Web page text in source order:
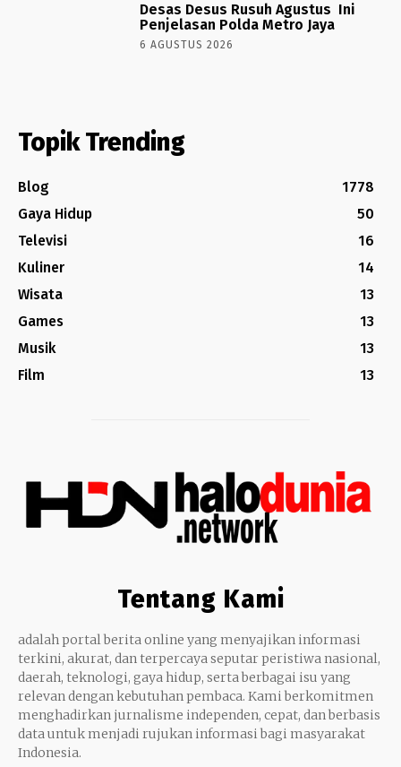
Desas Desus Rusuh Agustus Ini
Penjelasan Polda Metro Jaya
6 AGUSTUS 2026
Topik Trending
Blog
1778
Gaya Hidup
50
Televisi
16
Kuliner
14
Wisata
13
Games
13
Musik
13
Film
13
Tentang Kami
adalah portal berita online yang menyajikan informasi
terkini, akurat, dan terpercaya seputar peristiwa nasional,
daerah, teknologi, gaya hidup, serta berbagai isu yang
relevan dengan kebutuhan pembaca. Kami berkomitmen
menghadirkan jurnalisme independen, cepat, dan berbasis
data untuk menjadi rujukan informasi bagi masyarakat
Indonesia.